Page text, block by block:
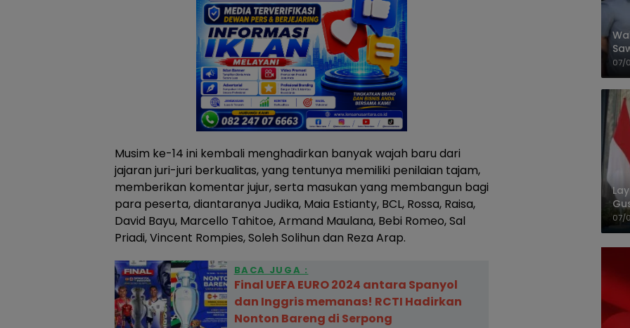
Musim ke-14 ini kembali menghadirkan banyak wajah baru dari
jajaran juri-juri berkualitas, yang tentunya memiliki penilaian tajam,
memberikan komentar jujur, serta masukan yang membangun bagi
para peserta, diantaranya Judika, Maia Estianty, BCL, Rossa, Raisa,
David Bayu, Marcello Tahitoe, Armand Maulana, Bebi Romeo, Sal
Priadi, Vincent Rompies, Soleh Solihun dan Reza Arap.
BACA JUGA :
Final UEFA EURO 2024 antara Spanyol
dan Inggris memanas! RCTI Hadirkan
Nonton Bareng di Serpong
07/
07/